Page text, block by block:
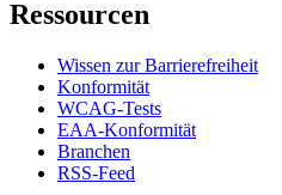
Ressourcen
Wissen zur Barrierefreiheit
Konformität
WCAG-Tests
EAA-Konformität
Branchen
RSS-Feed